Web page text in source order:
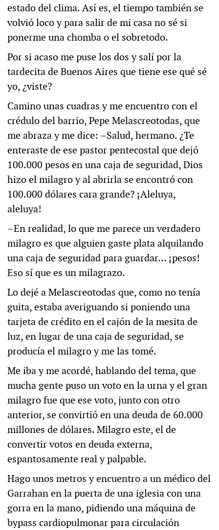
estado del clima. Así es, el tiempo también se
volvió loco y para salir de mi casa no sé si
ponerme una chomba o el sobretodo.
Por si acaso me puse los dos y salí por la
tardecita de Buenos Aires que tiene ese qué sé
yo, ¿viste?
Camino unas cuadras y me encuentro con el
crédulo del barrio, Pepe Melascreotodas, que
me abraza y me dice: –Salud, hermano. ¿Te
enteraste de ese pastor pentecostal que dejó
100.000 pesos en una caja de seguridad, Dios
hizo el milagro y al abrirla se encontró con
100.000 dólares cara grande? ¡Aleluya,
aleluya!
–En realidad, lo que me parece un verdadero
milagro es que alguien gaste plata alquilando
una caja de seguridad para guardar… ¡pesos!
Eso sí que es un milagrazo.
Lo dejé a Melascreotodas que, como no tenía
guita, estaba averiguando si poniendo una
tarjeta de crédito en el cajón de la mesita de
luz, en lugar de una caja de seguridad, se
producía el milagro y me las tomé.
Me iba y me acordé, hablando del tema, que
mucha gente puso un voto en la urna y el gran
milagro fue que ese voto, junto con otro
anterior, se convirtió en una deuda de 60.000
millones de dólares. Milagro este, el de
convertir votos en deuda externa,
espantosamente real y palpable.
Hago unos metros y encuentro a un médico del
Garrahan en la puerta de una iglesia con una
gorra en la mano, pidiendo una máquina de
bypass cardiopulmonar para circulación